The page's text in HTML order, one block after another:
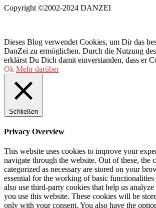
Copyright ©2002-2024 DANZEI
Dieses Blog verwendet Cookies, um Dir das
DanZei zu ermöglichen. Durch die Nutzung
erklärst Du Dich damit einverstanden, dass er
Ok Mehr darüber
Schließen
Privacy Overview
This website uses cookies to improve your
navigate through the website. Out of these, the
categorized as necessary are stored on your
essential for the working of basic
also use third-party cookies that help us
you use this website. These cookies will be
only with your consent. You also have the